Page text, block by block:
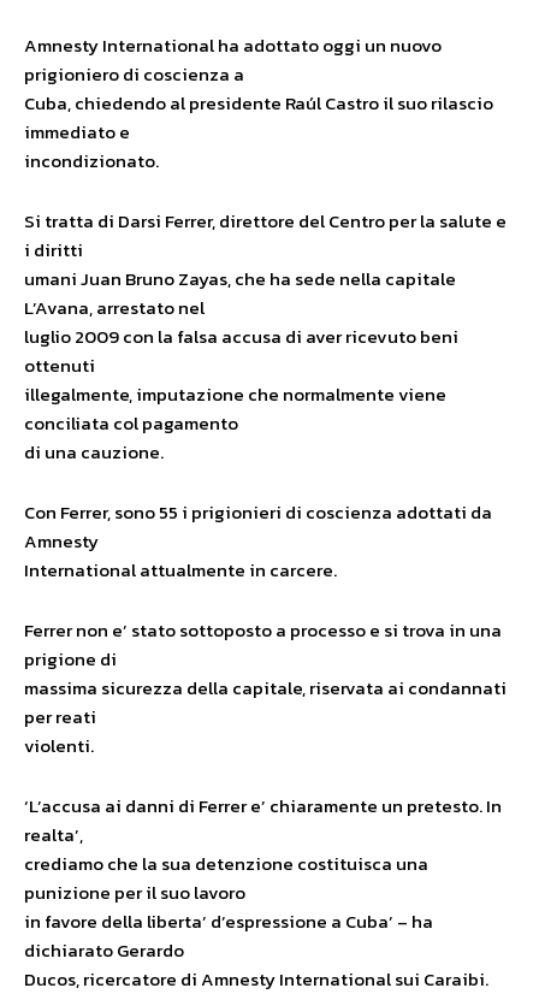
Amnesty International ha adottato oggi un nuovo
prigioniero di coscienza a
Cuba, chiedendo al presidente Raúl Castro il suo rilascio
immediato e
incondizionato.
Si tratta di Darsi Ferrer, direttore del Centro per la salute e
i diritti
umani Juan Bruno Zayas, che ha sede nella capitale
L’Avana, arrestato nel
luglio 2009 con la falsa accusa di aver ricevuto beni
ottenuti
illegalmente, imputazione che normalmente viene
conciliata col pagamento
di una cauzione.
Con Ferrer, sono 55 i prigionieri di coscienza adottati da
Amnesty
International attualmente in carcere.
Ferrer non e’ stato sottoposto a processo e si trova in una
prigione di
massima sicurezza della capitale, riservata ai condannati
per reati
violenti.
‘L’accusa ai danni di Ferrer e’ chiaramente un pretesto. In
realta’,
crediamo che la sua detenzione costituisca una
punizione per il suo lavoro
in favore della liberta’ d’espressione a Cuba’ – ha
dichiarato Gerardo
Ducos, ricercatore di Amnesty International sui Caraibi.